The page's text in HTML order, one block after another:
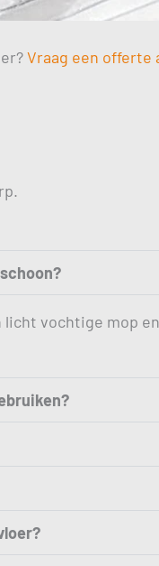
Vraag een offerte
vochtige mop